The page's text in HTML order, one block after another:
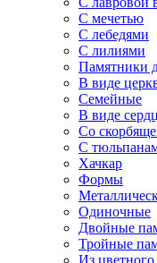
С мечетью
C лебедями
С лилиями
Памятники
В виде
Семейные
В виде
Со
С
Хачкар
Формы
Одиночные
Двойные
Тройные
Из цветного